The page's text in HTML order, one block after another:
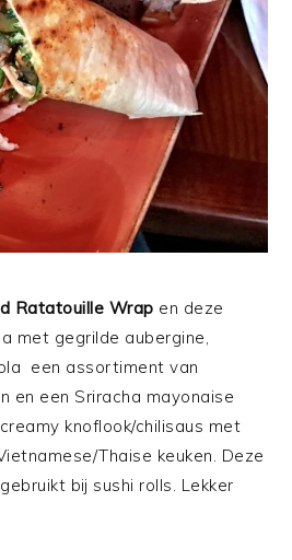
Ratatouille Wrap en deze
met gegrilde aubergine,
een assortiment van
en een Sriracha mayonaise
knoflook/chilisaus met
Thaise keuken. Deze
bij sushi rolls. Lekker